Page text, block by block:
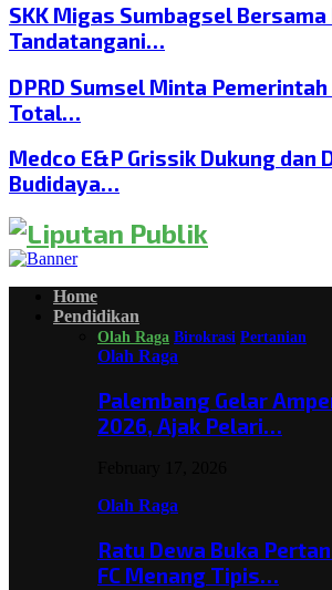
SKK Migas Sumbagsel
Tandatangani…
DPRD Sumsel Minta
Total…
Medco E&P Grissik Dukung dan
Budidaya…
Home
Pendidikan
Olah Raga Birokrasi Pertanian
Olah Raga
Palembang Gelar
2026, Ajak Pelari…
Olah Raga
Ratu Dewa Buka
FC Menang Tipis…